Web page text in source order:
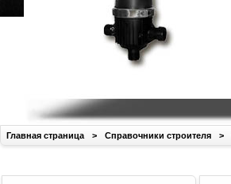
Главная страница > Справочники строителя >